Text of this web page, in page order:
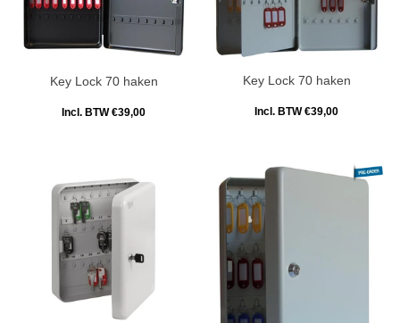
Key Lock 70 haken
Incl. BTW €39,00
Key Lock 70 haken
Incl. BTW €39,00